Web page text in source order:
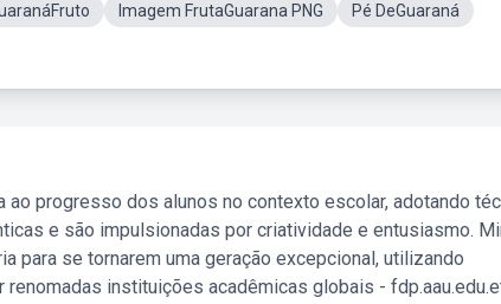
Imagem FrutaGuarana PNG
Pé DeGuaraná
ao progresso dos alunos no contexto escolar, adotando
e são impulsionadas por criatividade e entusiasmo.
para se tornarem uma geração excepcional, utilizando
instituições acadêmicas globais -